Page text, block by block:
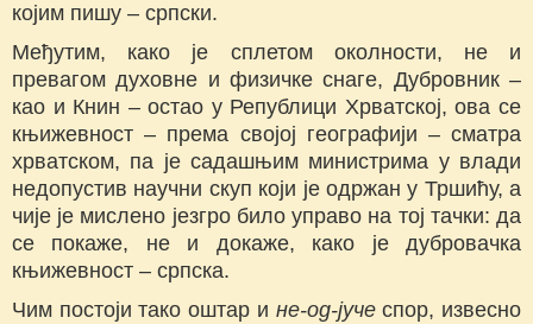
којим пишу ‒ српски.
Међутим, како је сплетом околности, не и
превагом духовне и физичке снаге, Дубровник ‒
као и Книн ‒ остао у Републици Хрватској, ова се
књижевност ‒ према својој географији ‒ сматра
хрватском, па је садашњим министрима у влади
недопустив научни скуп који је одржан у Тршићу, а
чије је мислено језгро било управо на тој тачки: да
се покаже, не и докаже, како је дубровачка
књижевност ‒ српска.
Чим постоји тако оштар и не-од-јучеспор, извесно